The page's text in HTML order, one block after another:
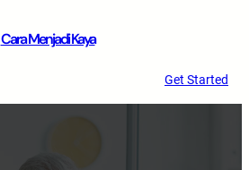
Cara Menjadi Kaya
Get Started